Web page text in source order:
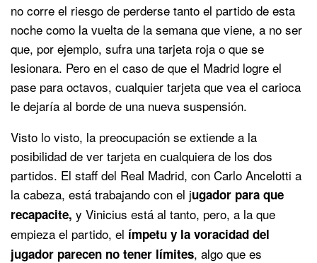
no corre el riesgo de perderse tanto el partido de esta
noche como la vuelta de la semana que viene, a no ser
que, por ejemplo, sufra una tarjeta roja o que se
lesionara. Pero en el caso de que el Madrid logre el
pase para octavos, cualquier tarjeta que vea el carioca
le dejaría al borde de una nueva suspensión.
Visto lo visto, la preocupación se extiende a la
posibilidad de ver tarjeta en cualquiera de los dos
partidos. El staff del Real Madrid, con Carlo Ancelotti a
la cabeza, está trabajando con el jugador para que
recapacite, y Vinicius está al tanto, pero, a la que
empieza el partido, el ímpetu y la voracidad del
jugador parecen no tener límites, algo que es